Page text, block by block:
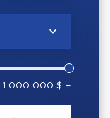
1 000 000 $ +